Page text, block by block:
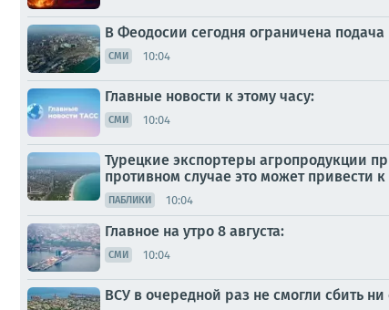
В Феодосии сегодня ограничена
СМИ 10:04
Главные новости к этому часу:
СМИ 10:04
Турецкие экспортеры агропродукции
противном случае это может привести
ПАБЛИКИ 10:04
Главное на утро 8 августа:
СМИ 10:04
ВСУ в очередной раз не смогли сбить